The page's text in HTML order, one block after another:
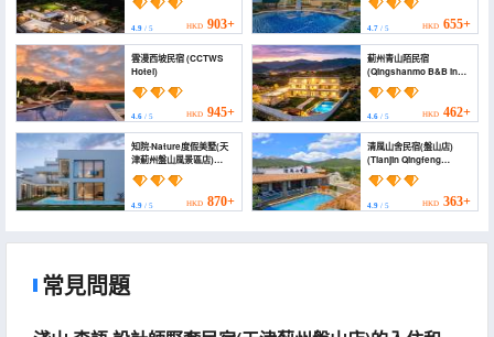
Resort (Tianjin Jizhou
Panshan Scenic Area
Branch))
4.9 / 5 HKD 903+ 4.7/ 5 HKD 655+
雲漫西坡民宿 (CCTWS
Hotel)
4.6 / 5 HKD 945+
薊州青山陌民宿
(Qingshanmo B&B in
Zhangzhou)
4.6/ 5 HKD 462+
知院·Nature度假美墅(天
津薊州盤山風景區店)
(ZHIHOUSE· Nature)
4.9 / 5 HKD 870+
清風山舍民宿(盤山店)
(Tianjin Qingfeng
Shanshe Boutique
Homestay (Panshan
4.9/ 5 HKD 363+
常見問題